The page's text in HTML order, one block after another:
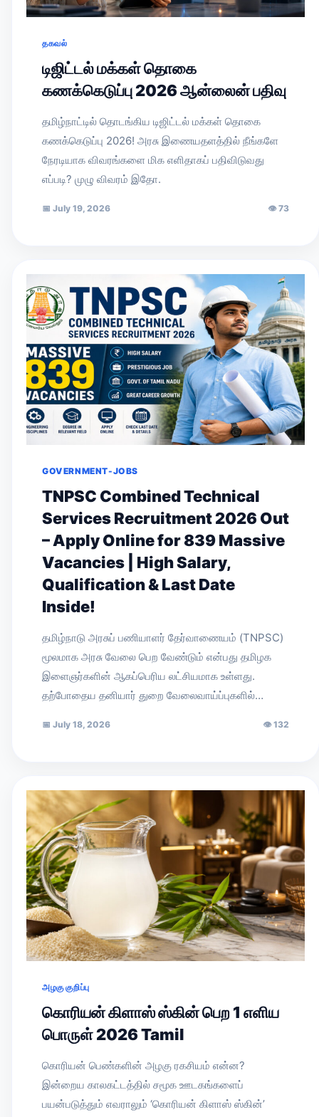
தகவல்
டிஜிட்டல் மக்கள் தொகை
கணக்கெடுப்பு 2026 ஆன்லைன் பதிவு
தமிழ்நாட்டில் தொடங்கிய டிஜிட்டல் மக்கள் தொகை
கணக்கெடுப்பு 2026! அரசு இணையதளத்தில் நீங்களே
நேரடியாக விவரங்களை மிக எளிதாகப் பதிவிடுவது
எப்படி? முழு விவரம் இதோ.
📅 July 19, 2026 👁73
GOVERNMENT-JOBS
TNPSC Combined Technical
Services Recruitment 2026 Out
– Apply Online for 839 Massive
Vacancies | High Salary,
Qualification & Last Date
Inside!
தமிழ்நாடு அரசுப் பணியாளர் தேர்வாணையம் (TNPSC)
மூலமாக அரசு வேலை பெற வேண்டும் என்பது தமிழக
இளைஞர்களின் ஆகப்பெரிய லட்சியமாக உள்ளது.
தற்போதைய தனியார் துறை வேலைவாய்ப்புகளில்…
📅 July 18, 2026 👁132
அழகு குறிப்பு
கொரியன் கிளாஸ் ஸ்கின் பெற 1 எளிய
பொருள் 2026 Tamil
கொரியன் பெண்களின் அழகு ரகசியம் என்ன?
இன்றைய காலகட்டத்தில் சமூக ஊடகங்களைப்
பயன்படுத்தும் எவராலும் ‘கொரியன் கிளாஸ் ஸ்கின்’